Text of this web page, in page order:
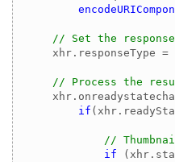
// Set the
    xhr.responseType =
// Process the
if
//
if